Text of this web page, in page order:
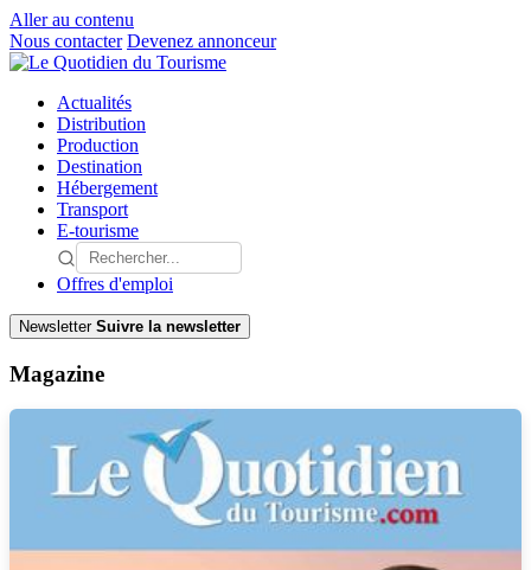
Aller au contenu
Nous contacter Devenez annonceur
Actualités
Distribution
Production
Destination
Hébergement
Transport
E-tourisme
Offres d'emploi
Newsletter Suivre la newsletter
Magazine